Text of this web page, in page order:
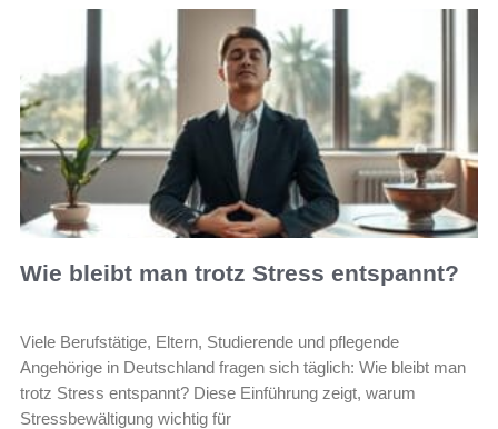
Wie bleibt man trotz Stress entspannt?
Viele Berufstätige, Eltern, Studierende und pflegende
Angehörige in Deutschland fragen sich täglich: Wie bleibt man
trotz Stress entspannt? Diese Einführung zeigt, warum
Stressbewältigung wichtig für